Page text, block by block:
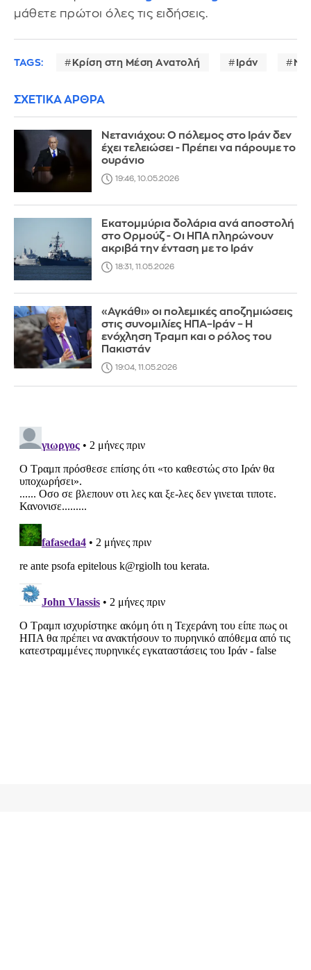
μάθετε πρώτοι όλες τις ειδήσεις.
TAGS: Κρίση στη Μέση Ανατολή Ιράν
ΣΧΕΤΙΚΑ ΑΡΘΡΑ
Νετανιάχου: Ο πόλεμος στο Ιράν δεν
έχει τελειώσει - Πρέπει να πάρουμε το
ουράνιο
19:46, 10.05.2026
Εκατομμύρια δολάρια ανά αποστολή
στο Ορμούζ - Οι ΗΠΑ πληρώνουν
ακριβά την ένταση με το Ιράν
18:31, 11.05.2026
«Αγκάθι» οι πολεμικές αποζημιώσεις
στις συνομιλίες ΗΠΑ–Ιράν – Η
ενόχληση Τραμπ και ο ρόλος του
Πακιστάν
19:04, 11.05.2026